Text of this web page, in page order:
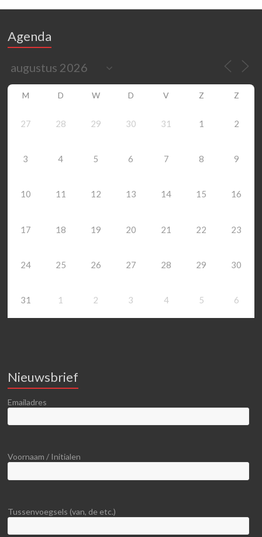
Agenda
M D W D V Z Z
27 28 29 30 31 1 2
3 4 5 6 7 8 9
10 11 12 13 14 15 16
17 18 19 20 21 22 23
24 25 26 27 28 29 30
31 1 2 3 4 5 6
Nieuwsbrief
Emailadres
Voornaam / Initialen
Tussenvoegsels (van, de etc.)